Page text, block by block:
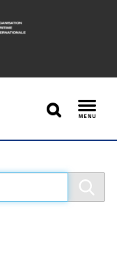
SEARCH